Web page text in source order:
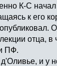
К-С начал
к его
отца, в
ПФ.
и у